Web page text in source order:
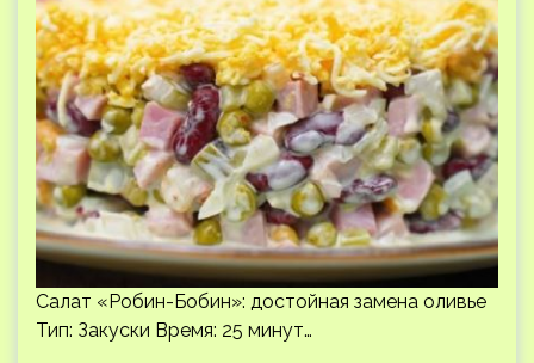
Салат «Робин-Бобин»: достойная замена оливье
Тип: Закуски Время: 25 минут…